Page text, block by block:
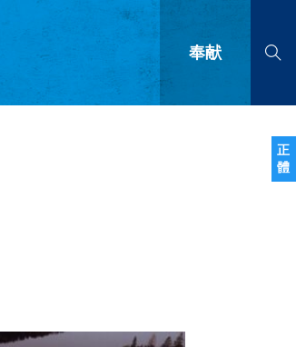
正
體
奉献